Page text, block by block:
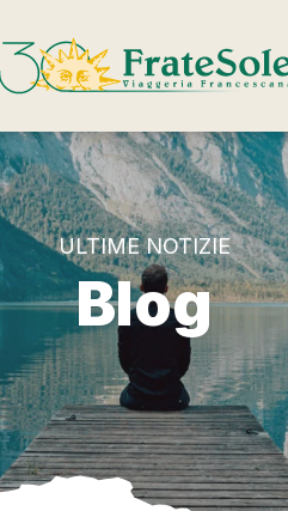
Viaggeria Francescana
ULTIME NOTIZIE
Blog